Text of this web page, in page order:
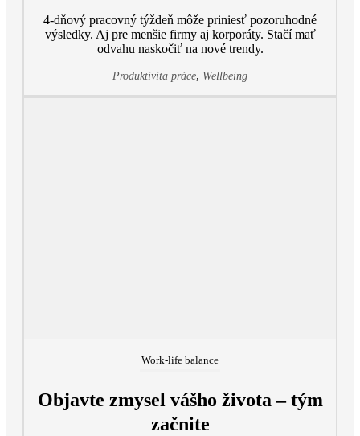
4-dňový pracovný týždeň môže priniesť pozoruhodné
výsledky. Aj pre menšie firmy aj korporáty. Stačí mať
odvahu naskočiť na nové trendy.
Produktivita práce, Wellbeing
Work-life balance
Objavte zmysel vášho života – tým
začnite